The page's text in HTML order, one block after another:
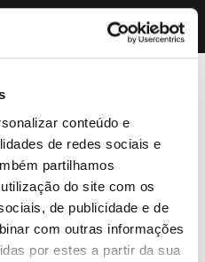
conteúdo e
de redes sociais e
partilhamos
do site com os
de publicidade e de
com outras informações
por estes a partir da sua